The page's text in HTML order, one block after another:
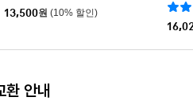
13,500원 (10% 할인)
안내